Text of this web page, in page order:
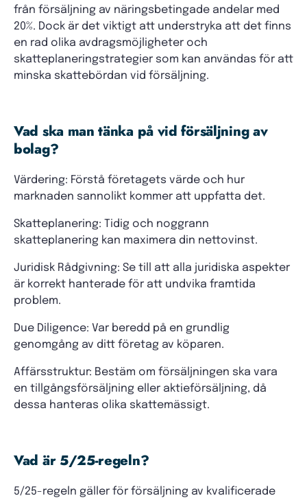
från försäljning av näringsbetingade andelar med
20%. Dock är det viktigt att understryka att det finns
en rad olika avdragsmöjligheter och
skatteplaneringstrategier som kan användas för att
minska skattebördan vid försäljning.
Vad ska man tänka på vid försäljning av
bolag?
Värdering: Förstå företagets värde och hur
marknaden sannolikt kommer att uppfatta det.
Skatteplanering: Tidig och noggrann
skatteplanering kan maximera din nettovinst.
Juridisk Rådgivning: Se till att alla juridiska aspekter
är korrekt hanterade för att undvika framtida
problem.
Due Diligence: Var beredd på en grundlig
genomgång av ditt företag av köparen.
Affärsstruktur: Bestäm om försäljningen ska vara
en tillgångsförsäljning eller aktieförsäljning, då
dessa hanteras olika skattemässigt.
Vad är 5/25-regeln?
5/25-regeln gäller för försäljning av kvalificerade